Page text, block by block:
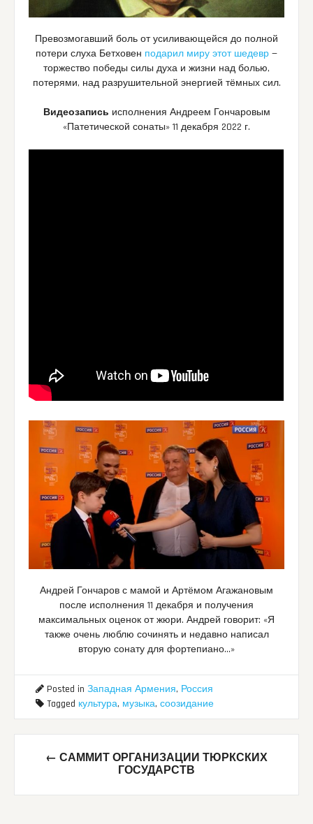
Превозмогавший боль от усиливающейся до полной
потери слуха Бетховен подарил миру этот шедевр —
торжество победы силы духа и жизни над болью,
потерями, над разрушительной энергией тёмных сил.
Видеозапись исполнения Андреем Гончаровым
«Патетической сонаты» 11 декабря 2022 г.
Андрей Гончаров с мамой и Артёмом Агажановым
после исполнения 11 декабря и получения
максимальных оценок от жюри. Андрей говорит: «Я
также очень люблю сочинять и недавно написал
вторую сонату для фортепиано…»
Posted in Западная Армения, Россия
Tagged культура, музыка, соозидание
Post
navigation
← САММИТ ОРГАНИЗАЦИИ ТЮРКСКИХ
ГОСУДАРСТВ